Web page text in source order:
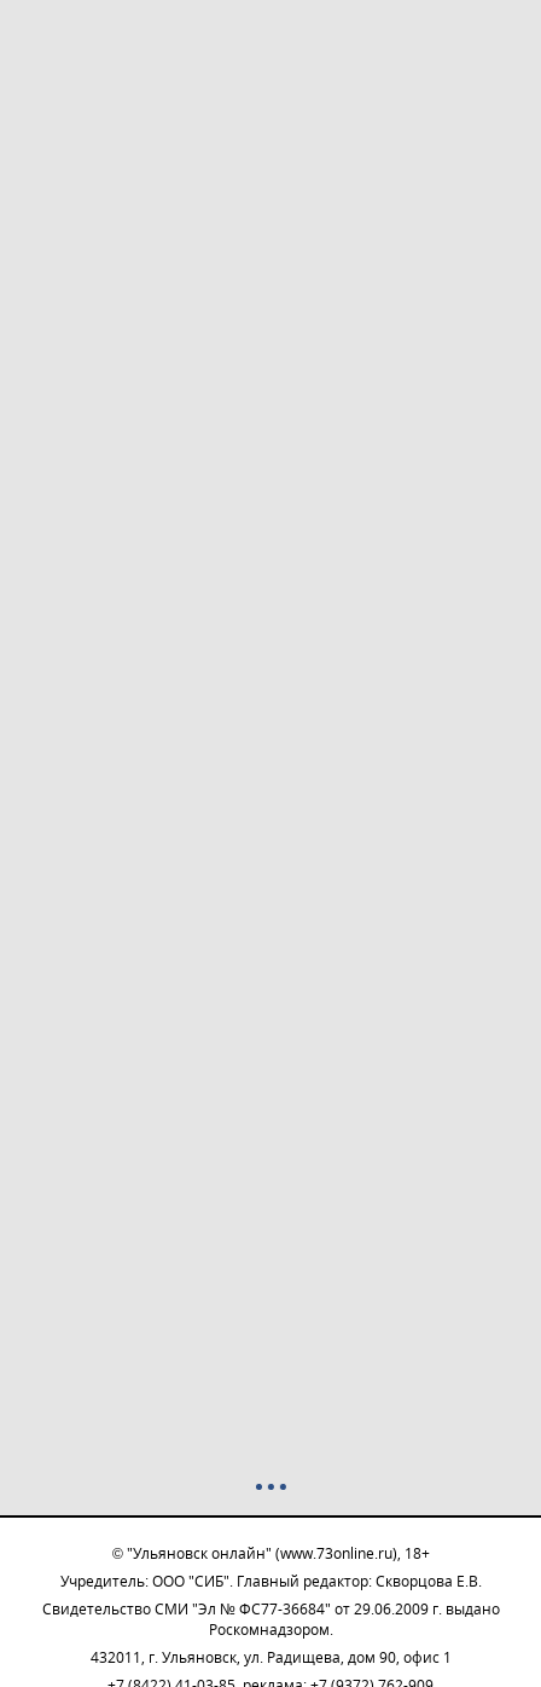
© "Ульяновск онлайн" (www.73online.ru), 18+
Учредитель: ООО "СИБ". Главный редактор: Скворцова Е.В.
Свидетельство СМИ "Эл № ФС77-36684" от 29.06.2009 г. выдано
Роскомнадзором.
432011, г. Ульяновск, ул. Радищева, дом 90, офис 1